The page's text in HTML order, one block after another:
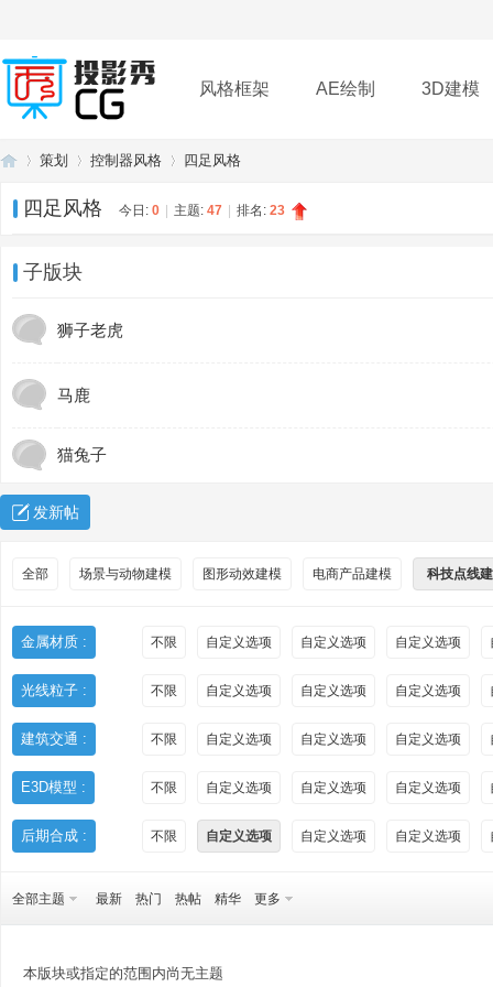
风格框架 AE绘制 3D建模
插件 帮助 下载
策划 控制器风格 四足风格
四足风格 今日: 0 主题: 47 排名: 23
子版块
狮子老虎
马鹿
猫兔子
发新帖
全部 场景与动物建模 图形动效建模 电商产品建模 科技点线
金属材质 : 不限 自定义选项 自定义选项 自定义选项
光线粒子 : 不限 自定义选项 自定义选项 自定义选项
建筑交通 : 不限 自定义选项 自定义选项 自定义选项
E3D模型 : 不限 自定义选项 自定义选项 自定义选项
后期合成 : 不限 自定义选项 自定义选项 自定义选项
全部主题 最新 热门 热帖 精华 更多
本版块或指定的范围内尚无主题